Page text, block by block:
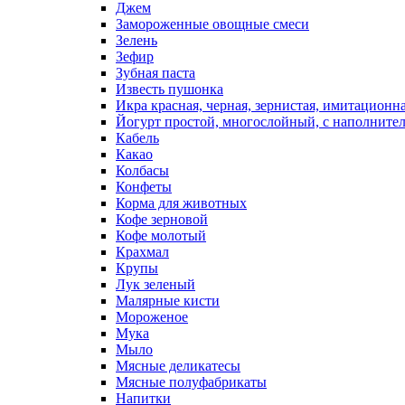
Джем
Замороженные овощные смеси
Зелень
Зефир
Зубная паста
Известь пушонка
Икра красная, черная, зернистая,
Йогурт простой, многослойный, с
Кабель
Какао
Колбасы
Конфеты
Корма для животных
Кофе зерновой
Кофе молотый
Крахмал
Крупы
Лук зеленый
Малярные кисти
Мороженое
Мука
Мыло
Мясные деликатесы
Мясные полуфабрикаты
Напитки